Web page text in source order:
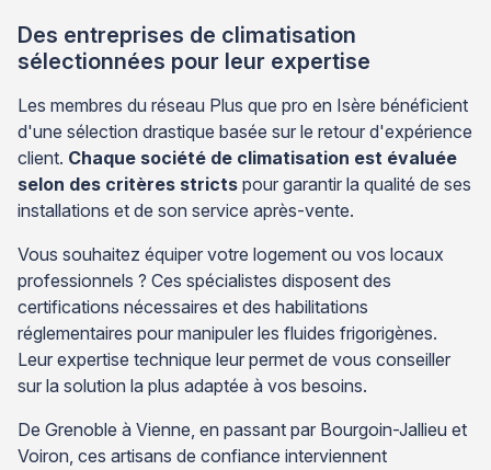
Des entreprises de climatisation
sélectionnées pour leur expertise
Les membres du réseau Plus que pro en Isère bénéficient
d'une sélection drastique basée sur le retour d'expérience
client. Chaque société de climatisation est évaluée
selon des critères stricts pour garantir la qualité de ses
installations et de son service après-vente.
Vous souhaitez équiper votre logement ou vos locaux
professionnels ? Ces spécialistes disposent des
certifications nécessaires et des habilitations
réglementaires pour manipuler les fluides frigorigènes.
Leur expertise technique leur permet de vous conseiller
sur la solution la plus adaptée à vos besoins.
De Grenoble à Vienne, en passant par Bourgoin-Jallieu et
Voiron, ces artisans de confiance interviennent